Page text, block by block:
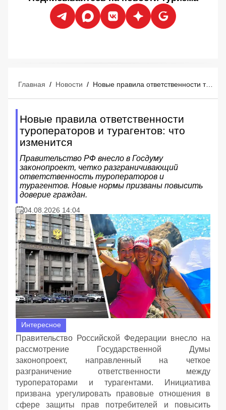
Главная / Новости / Новые правила ответственности туроператоров и турагентов: что изменится
Новые правила ответственности
туроператоров и турагентов: что
изменится
Правительство РФ внесло в Госдуму
законопроект, четко разграничивающий
ответственность туроператоров и
турагентов. Новые нормы призваны повысить
доверие граждан.
04.08.2026 14:04
Интересное
Правительство Российской Федерации внесло на
рассмотрение Государственной Думы
законопроект, направленный на четкое
разграничение ответственности между
туроператорами и турагентами. Инициатива
призвана урегулировать правовые отношения в
сфере защиты прав потребителей и повысить